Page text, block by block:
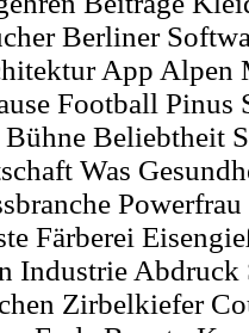
Berliner
App Alpen
Football Pinus
Beliebtheit
Was
Färberei
Industrie Abdruck
Zirbelkiefer